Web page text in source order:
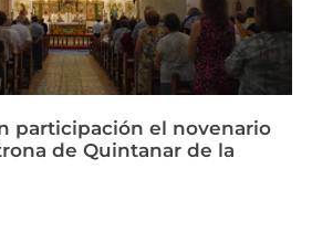
participación el novenario
de Quintanar de la